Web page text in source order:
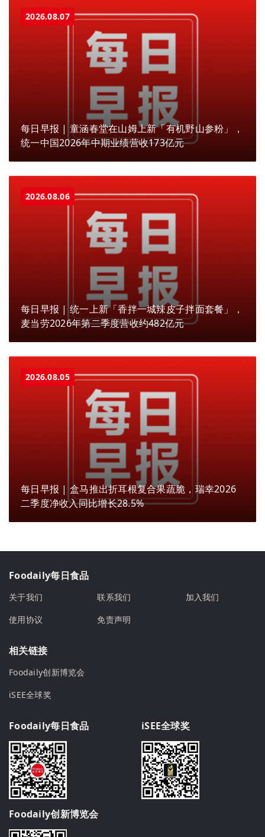
2026.08.07
每日早报 | 童涵春堂在山姆上新「有机野山参粉」，
统一中国2026年中期业绩营收173亿元
2026.08.06
每日早报 | 统一上新「香拌一城辣皮子拌面套餐」，
麦当劳2026年第二季度营收约482亿元
2026.08.05
每日早报 | 盒马推出折耳根复合果蔬脆，瑞幸2026
二季度净收入同比增长28.5%
Foodaily每日食品
关于我们 联系我们
加入我们
使用协议
免责声明
相关链接
Foodaily创新博览会
iSEE全球奖
Foodaily每日食品 iSEE全球奖
Foodaily创新博览会